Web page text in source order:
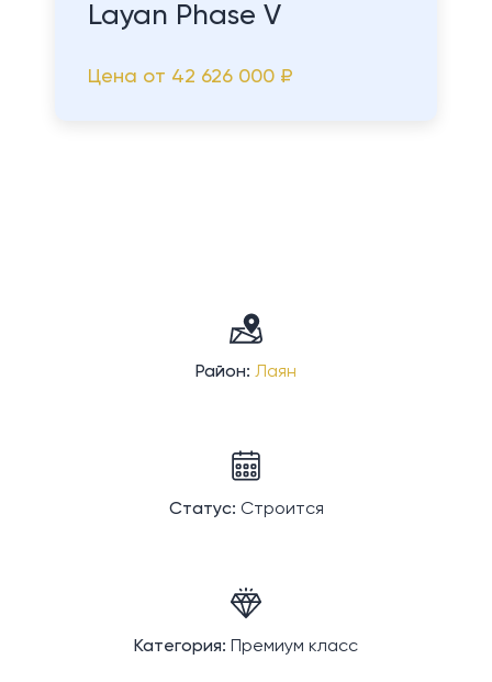
Layan Phase V
Цена от 42 626 000 ₽
Район: Лаян
Статус: Строится
Категория: Премиум класс